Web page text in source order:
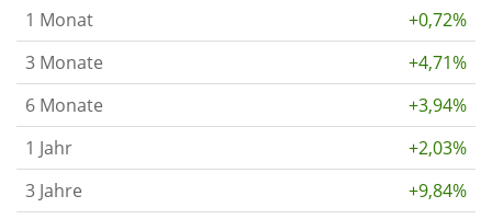
1 Monat
+0,72%
3 Monate
+4,71%
6 Monate
+3,94%
1 Jahr
+2,03%
3 Jahre
+9,84%